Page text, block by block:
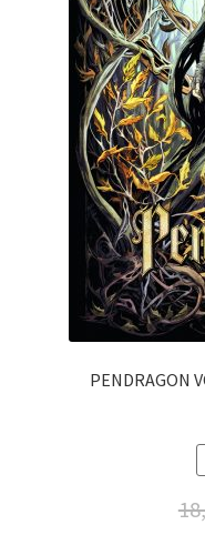
PENDRAGON